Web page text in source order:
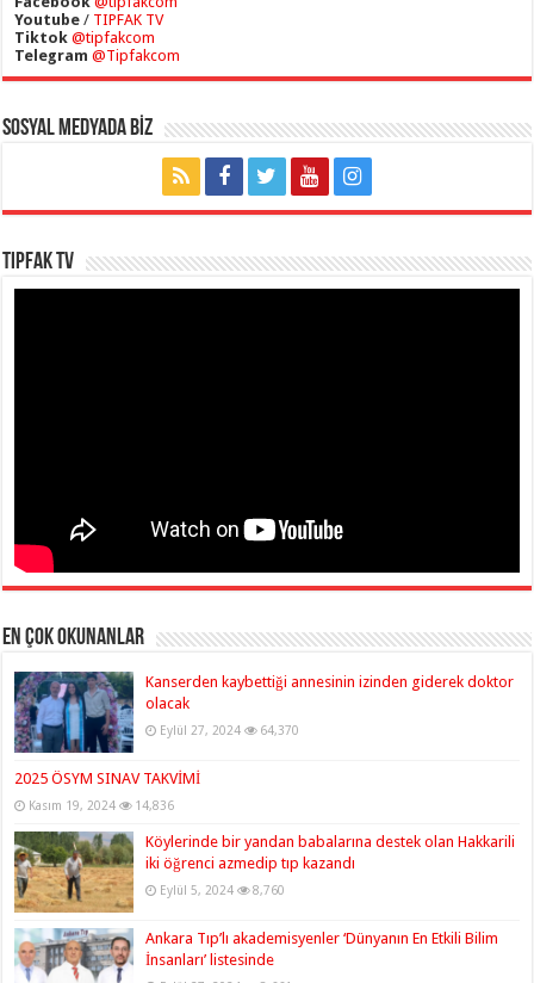
Youtube / TIPFAK TV
Tiktok @tipfakcom
Telegram @Tipfakcom
SOSYAL MEDYADA BİZ
TIPFAK TV
En çok okunanlar
Kanserden kaybettiği annesinin izinden giderek doktor
olacak
Eylül 27, 2024 64,370
2025 ÖSYM SINAV TAKVİMİ
Kasım 19, 2024 14,836
Köylerinde bir yandan babalarına destek olan Hakkarili
iki öğrenci azmedip tıp kazandı
Eylül 5, 2024 8,760
Ankara Tıp’lı akademisyenler ‘Dünyanın En Etkili Bilim
İnsanları’ listesinde